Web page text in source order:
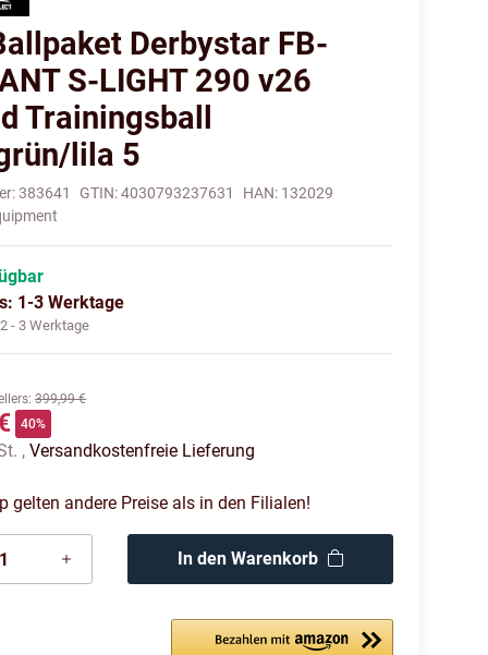
Derbystar FB-
S-LIGHT 290 v26
Trainingsball
lila 5
383641 GTIN:4030793237631 HAN: 132029
1-3 Werktage
2 - 3 Werktage
:399,99 €
40%
,Versandkostenfreie Lieferung
gelten andere Preise als in den Filialen!
In den Warenkorb